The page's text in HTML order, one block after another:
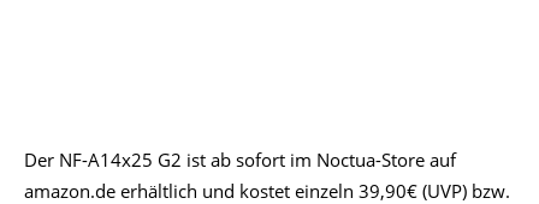
Der NF-A14x25 G2 ist ab sofort im Noctua-Store auf
amazon.de erhältlich und kostet einzeln 39,90€ (UVP) bzw.